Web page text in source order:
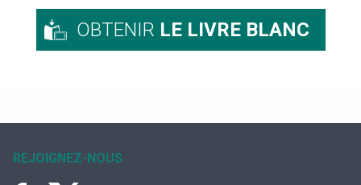
OBTENIR LE LIVRE BLANC
REJOIGNEZ-NOUS